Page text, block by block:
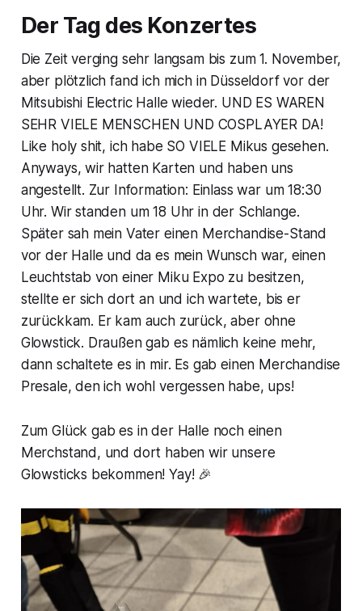
Der Tag des Konzertes
Die Zeit verging sehr langsam bis zum 1. November,
aber plötzlich fand ich mich in Düsseldorf vor der
Mitsubishi Electric Halle wieder. UND ES WAREN
SEHR VIELE MENSCHEN UND COSPLAYER DA!
Like holy shit, ich habe SO VIELE Mikus gesehen.
Anyways, wir hatten Karten und haben uns
angestellt. Zur Information: Einlass war um 18:30
Uhr. Wir standen um 18 Uhr in der Schlange.
Später sah mein Vater einen Merchandise-Stand
vor der Halle und da es mein Wunsch war, einen
Leuchtstab von einer Miku Expo zu besitzen,
stellte er sich dort an und ich wartete, bis er
zurückkam. Er kam auch zurück, aber ohne
Glowstick. Draußen gab es nämlich keine mehr,
dann schaltete es in mir. Es gab einen Merchandise
Presale, den ich wohl vergessen habe, ups!
Zum Glück gab es in der Halle noch einen
Merchstand, und dort haben wir unsere
Glowsticks bekommen! Yay! 🎉